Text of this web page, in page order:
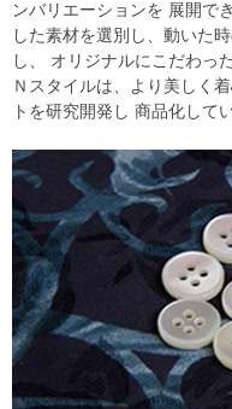
ンバリエーションを 展開で
した素材を選別し、動いた
し、 オリジナルにこだわっ
Ｎスタイルは、より美しく
トを研究開発し 商品化して